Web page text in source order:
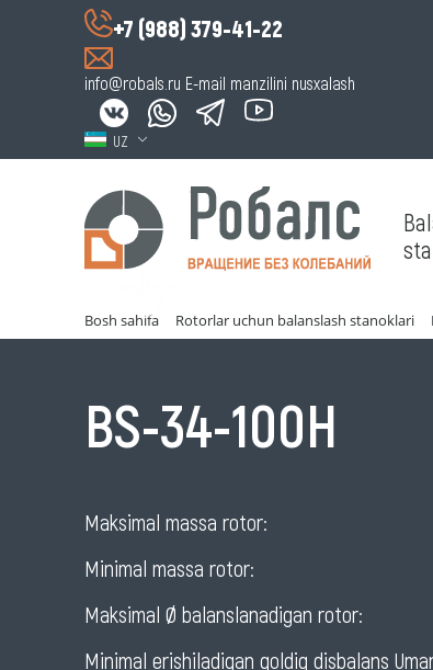
+7 (988) 379-41-22
info@robals.ru E-mail manzilini nusxalash
UZ
Bosh sahifa Rotorlar uchun balanslash stanoklari
Horizontal
balancing
machine
for
BS-34-100H
Maksimal massa rotor:
Minimal massa rotor:
Maksimal Ø balanslanadigan rotor:
Minimal erishiladigan qoldiq disbalans